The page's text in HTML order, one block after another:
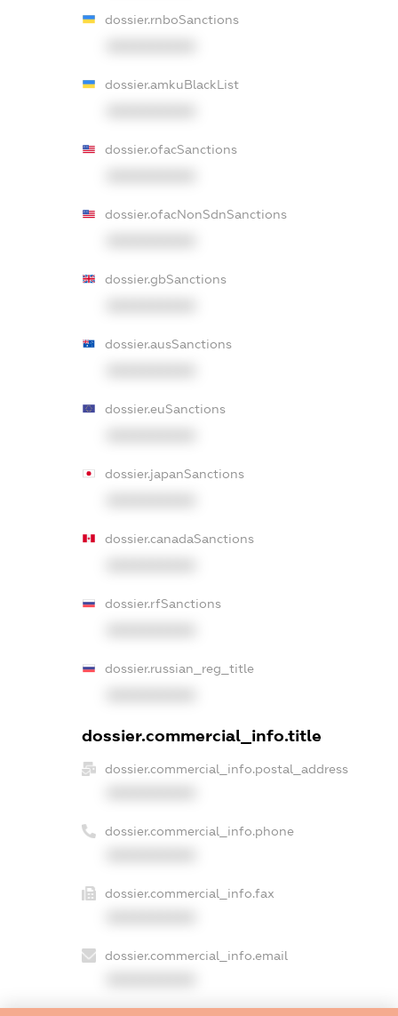
dossier.rnboSanctions
dossier.amkuBlackList
dossier.ofacSanctions
dossier.ofacNonSdnSanctions
dossier.gbSanctions
dossier.ausSanctions
dossier.euSanctions
dossier.japanSanctions
dossier.canadaSanctions
dossier.rfSanctions
dossier.russian_reg_title
dossier.commercial_info.title
dossier.commercial_info.postal_address
dossier.commercial_info.phone
dossier.commercial_info.fax
dossier.commercial_info.email